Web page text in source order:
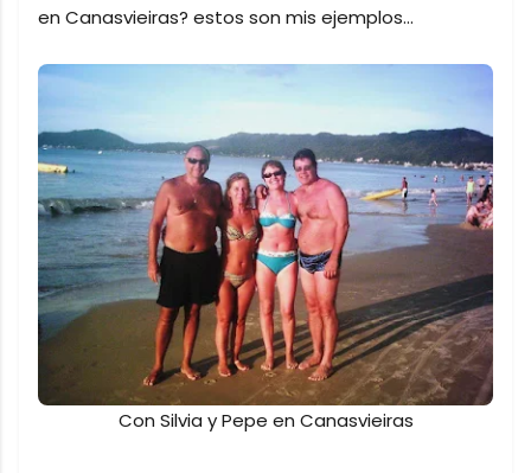
en Canasvieiras? estos son mis ejemplos...
Con Silvia y Pepe en Canasvieiras